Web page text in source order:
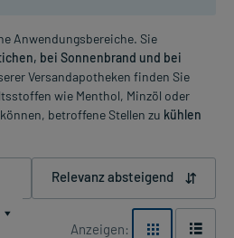
Anwendungsbereiche. Sie
bei Sonnenbrand und bei
Versandapotheken finden Sie
wie Menthol, Minzöl oder
betroffene Stellen zu kühlen
Relevanz absteigend
Anzeigen: